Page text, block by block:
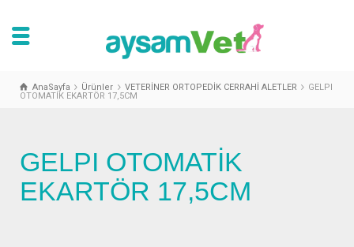
AnaSayfa Ürünler VETERİNER ORTOPEDİK CERRAHİ ALETLER
GELPI
OTOMATİK EKARTÖR 17,5CM
GELPI OTOMATİK
EKARTÖR 17,5CM